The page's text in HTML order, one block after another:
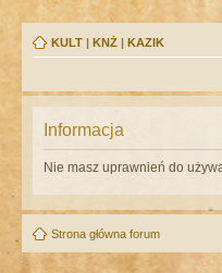
KULT | KNŻ | KAZIK
Informacja
Nie masz uprawnień do
Strona główna forum